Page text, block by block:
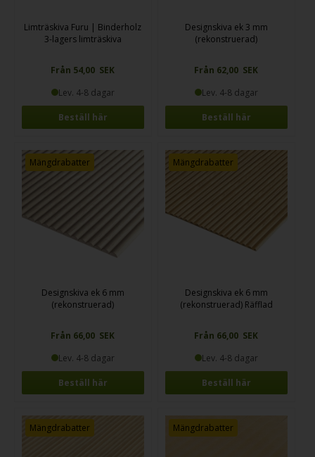
Limträskiva Furu | Binderholz
3-lagers limträskiva
Från 54,00 SEK
Lev. 4-8 dagar
Beställ här
Designskiva ek 3 mm
(rekonstruerad)
Från 62,00 SEK
Lev. 4-8 dagar
Beställ här
Mängdrabatter
Designskiva ek 6 mm
(rekonstruerad)
Från 66,00 SEK
Lev. 4-8 dagar
Beställ här
Mängdrabatter
Designskiva ek 6 mm
(rekonstruerad) Räfflad
Från 66,00 SEK
Lev. 4-8 dagar
Beställ här
Mängdrabatter Mängdrabatter